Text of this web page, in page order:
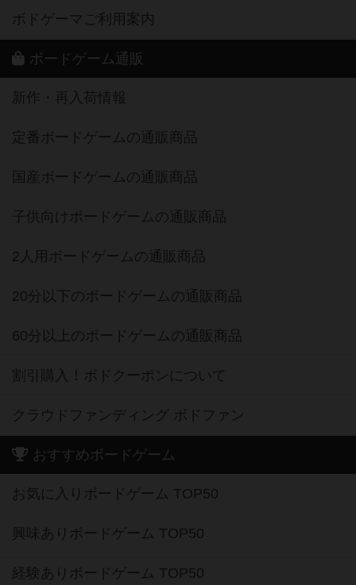
ボドゲーマご利用案内
ボードゲーム通販
新作・再入荷情報
定番ボードゲームの通販商品
国産ボードゲームの通販商品
子供向けボードゲームの通販商品
2人用ボードゲームの通販商品
20分以下のボードゲームの通販商品
60分以上のボードゲームの通販商品
割引購入！ボドクーポンについて
クラウドファンディング ボドファン
おすすめボードゲーム
お気に入りボードゲーム TOP50
興味ありボードゲーム TOP50
経験ありボードゲーム TOP50